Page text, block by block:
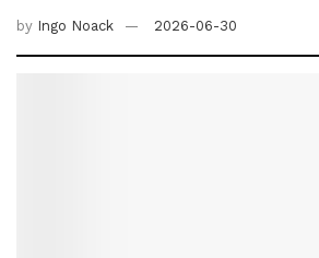
by Ingo Noack 2026-06-30